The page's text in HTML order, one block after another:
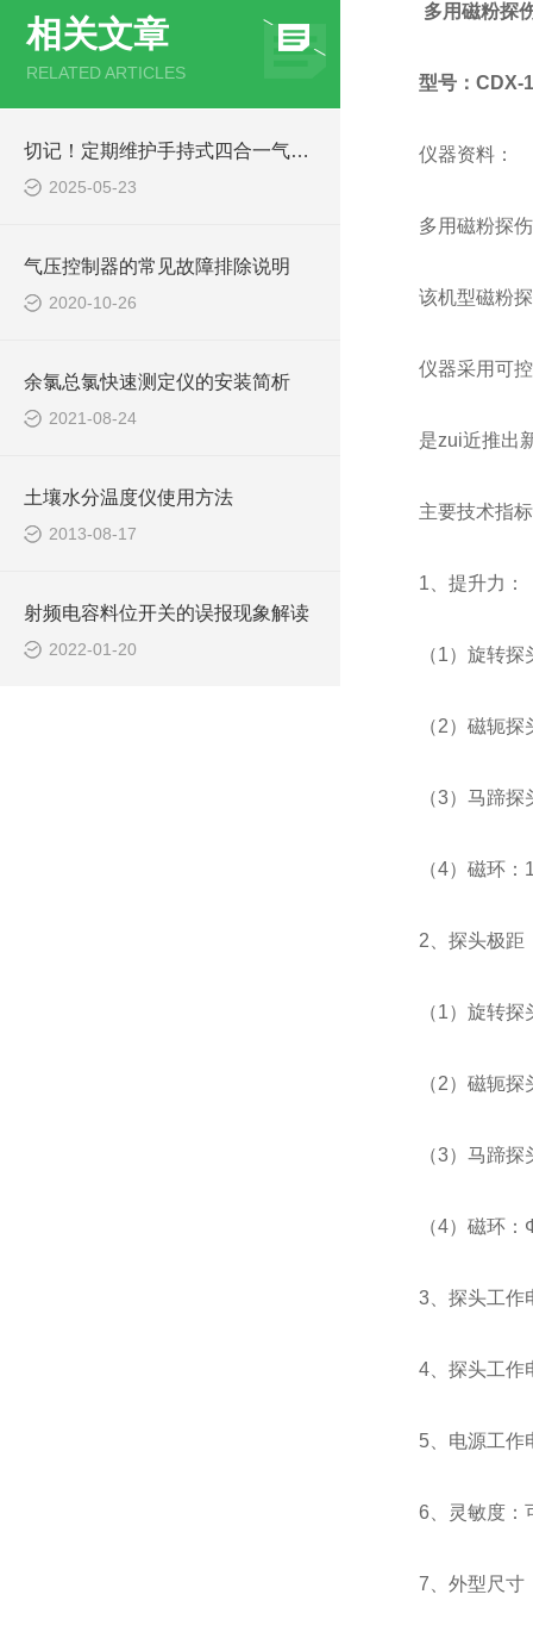
相关文章
RELATED ARTICLES
切记！定期维护手持式四合一气体检测仪才能提升整体工作效率
2025-05-23
气压控制器的常见故障排除说明
2020-10-26
余氯总氯快速测定仪的安装简析
2021-08-24
土壤水分温度仪使用方法
2013-08-17
射频电容料位开关的误报现象解读
2022-01-20
多用磁粉探
型号：CDX-1
仪器资料：
多用磁粉探
该机型磁粉
仪器采用可
是zui近推出
主要技术指标
1、提升力：
（1）旋转
（2）磁轭
（3）马蹄
（4）磁环：
2、探头极距
（1）旋转
（2）磁轭
（3）马蹄
（4）磁环
3、探头工作
4、探头工作
5、电源工作
6、灵敏度：
7、外型尺寸